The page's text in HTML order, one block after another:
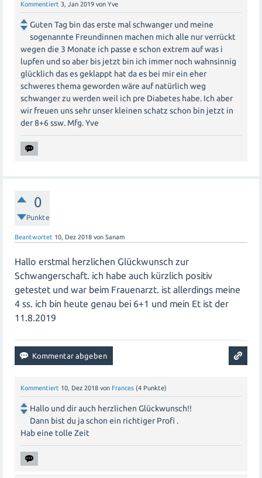
Kommentiert 3, Jan 2019 von Yve
Guten Tag bin das erste mal schwanger und meine
sogenannte Freundinnen machen mich alle nur verrückt
wegen die 3 Monate ich passe e schon extrem auf was i
lupfen und so aber bis jetzt bin ich immer noch wahnsinnig
glücklich das es geklappt hat da es bei mir ein eher
schweres thema geworden wäre auf natürlich weg
schwanger zu werden weil ich pre Diabetes habe. Ich aber
wir freuen uns sehr unser kleinen schatz schon bin jetzt in
der 8+6 ssw. Mfg. Yve
0
Punkte
Beantwortet 10, Dez 2018 von Sanam
Hallo erstmal herzlichen Glückwunsch zur
Schwangerschaft. ich habe auch kürzlich positiv
getestet und war beim Frauenarzt. ist allerdings meine
4 ss. ich bin heute genau bei 6+1 und mein Et ist der
11.8.2019
Kommentiert 10, Dez 2018 von Frances (4 Punkte)
Hallo und dir auch herzlichen Glückwunsch!!
Dann bist du ja schon ein richtiger Profi .
Hab eine tolle Zeit